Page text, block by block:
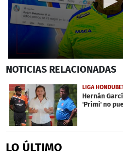
seconds
4
minutes,
51
seconds
NOTICIAS RELACIONADAS
LIGA
Hernán
'Primi' no
LO ÚLTIMO